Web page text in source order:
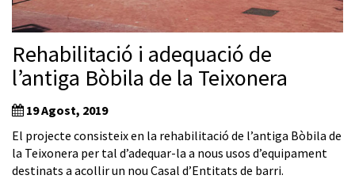
Rehabilitació i adequació de
l’antiga Bòbila de la Teixonera
19 Agost, 2019
El projecte consisteix en la rehabilitació de l’antiga Bòbila de
la Teixonera per tal d’adequar-la a nous usos d’equipament
destinats a acollir un nou Casal d’Entitats de barri.